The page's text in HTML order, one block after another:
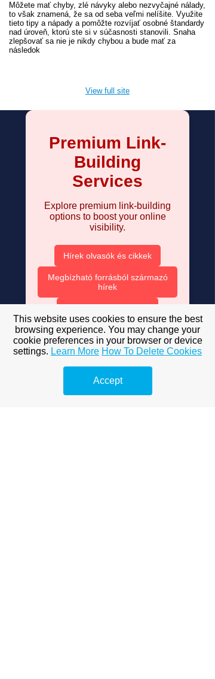
Môžete mať chyby, zlé návyky alebo nezvyčajné nálady,
to však znamená, že sa od seba veľmi nelíšite. Využite
tieto tipy a nápady a pomôžte rozvíjať osobné štandardy
nad úroveň, ktorú ste si v súčasnosti stanovili. Snaha
zlepšovať sa nie je nikdy chybou a bude mať za
následok
View full site
Premium Link-
Building
Services
Explore premium link-building
options to boost your online
visibility.
Hírek olvasók és cikkek
Megbízható forrásból származó
hírek
Népszerű témák 2025-ben
Exkluzív hírek online
Szűrd ki az álhíreket
This website uses cookies to ensure the best
browsing experience. You may change your
cookie preferences in your browser or device
settings. Learn More How To Delete Cookies
Accept